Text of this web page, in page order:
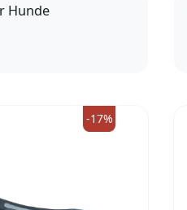
Hunde
-17%